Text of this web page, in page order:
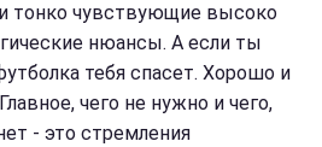
тонко чувствующие высоко
нюансы. А если ты
тебя спасет. Хорошо и
чего не нужно и чего,
- это стремления